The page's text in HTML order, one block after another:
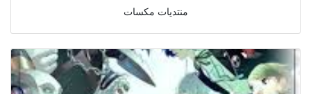
منتديات مكسات